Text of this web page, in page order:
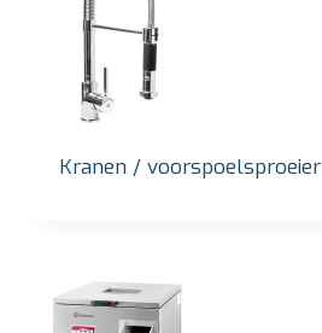
Kranen / voorspoelsproeier